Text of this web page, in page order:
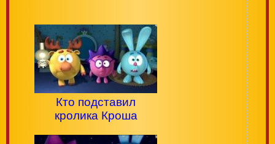
Кто подставил
кролика Кроша